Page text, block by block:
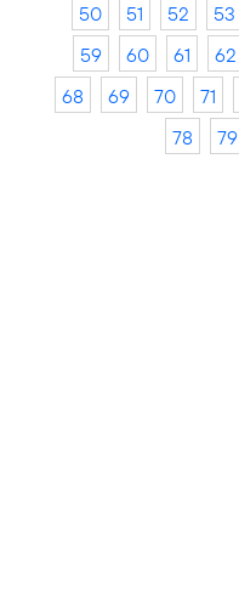
50
51 52 53
59
60 61 62
68
69 70 71
78
79